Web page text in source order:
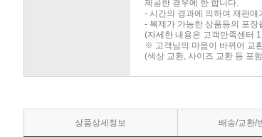
제공한 경우에 한 합니다.
- 시간의 경과에 의하여 재판
- 복제가 가능한 상품등의 포장
(자세한 내용은 고객만족센터
※ 고객님의 마음이 바뀌어 교
(색상 교환, 사이즈 교환 등 포
상품상세정보 배송/교환/